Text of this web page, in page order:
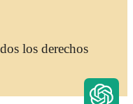
los derechos